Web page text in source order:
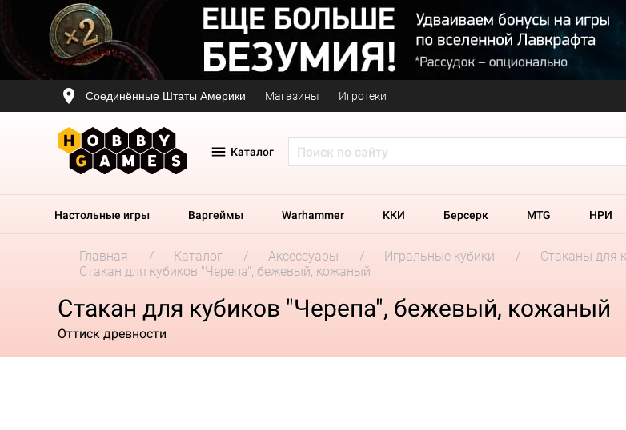
Соединённые Штаты Америки Магазины Игротеки
Каталог
Настольные игры Варгеймы Warhammer ККИ Берсерк MTG НРИ
Главная Каталог Аксессуары Игральные кубики
Стаканы для
Стакан для кубиков "Черепа", бежевый, кожаный
Стакан для кубиков "Черепа", бежевый, кожаный
Оттиск древности